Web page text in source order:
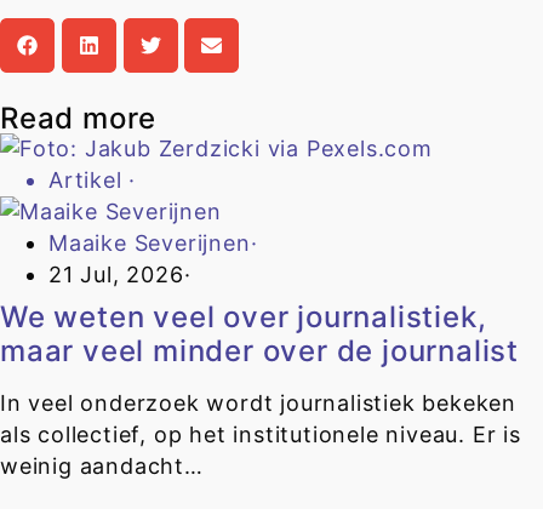
Read more
Artikel ·
Maaike Severijnen·
21 Jul, 2026·
We weten veel over journalistiek,
maar veel minder over de journalist
In veel onderzoek wordt journalistiek bekeken
als collectief, op het institutionele niveau. Er is
weinig aandacht…